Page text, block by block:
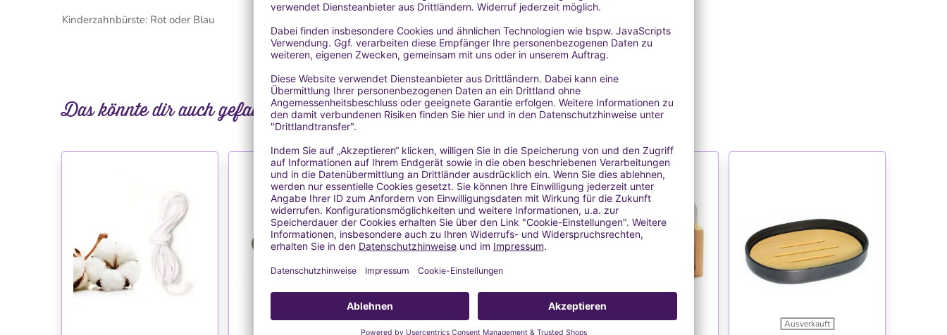
Kinderzahnbürste: Rot oder Blau
Das könnte dir auch gefallen
Ausverkauft WUNSCHLISTE
Ausverkauft Ausverkauft WUNSCHLISTE
Ausverkauft